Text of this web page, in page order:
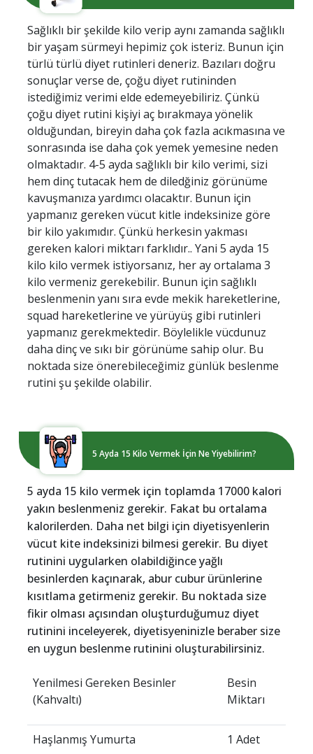
Sağlıklı bir şekilde kilo verip aynı zamanda sağlıklı
bir yaşam sürmeyi hepimiz çok isteriz. Bunun için
türlü türlü diyet rutinleri deneriz. Bazıları doğru
sonuçlar verse de, çoğu diyet rutininden
istediğimiz verimi elde edemeyebiliriz. Çünkü
çoğu diyet rutini kişiyi aç bırakmaya yönelik
olduğundan, bireyin daha çok fazla acıkmasına ve
sonrasında ise daha çok yemek yemesine neden
olmaktadır. 4-5 ayda sağlıklı bir kilo verimi, sizi
hem dinç tutacak hem de diledğiniz görünüme
kavuşmanıza yardımcı olacaktır. Bunun için
yapmanız gereken vücut kitle indeksinize göre
bir kilo yakımıdır. Çünkü herkesin yakması
gereken kalori miktarı farklıdır.. Yani 5 ayda 15
kilo kilo vermek istiyorsanız, her ay ortalama 3
kilo vermeniz gerekebilir. Bunun için sağlıklı
beslenmenin yanı sıra evde mekik hareketlerine,
squad hareketlerine ve yürüyüş gibi rutinleri
yapmanız gerekmektedir. Böylelikle vücdunuz
daha dinç ve sıkı bir görünüme sahip olur. Bu
noktada size önerebileceğimiz günlük beslenme
rutini şu şekilde olabilir.
5 Ayda 15 Kilo Vermek İçin Ne Yiyebilirim?
5 ayda 15 kilo vermek için toplamda 17000 kalori
yakın beslenmeniz gerekir. Fakat bu ortalama
kalorilerden. Daha net bilgi için diyetisyenlerin
vücut kite indeksinizi bilmesi gerekir. Bu diyet
rutinini uygularken olabildiğince yağlı
besinlerden kaçınarak, abur cubur ürünlerine
kısıtlama getirmeniz gerekir. Bu noktada size
fikir olması açısından oluşturduğumuz diyet
rutinini inceleyerek, diyetisyeninizle beraber size
en uygun beslenme rutinini oluşturabilirsiniz.
Yenilmesi Gereken Besinler
(Kahvaltı)
Besin
Miktarı
Haşlanmış Yumurta 1 Adet